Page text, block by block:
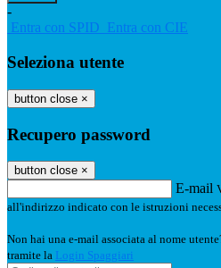
-
Entra con SPID Entra con CIE
Seleziona utente
button close ×
Recupero password
button close ×
E-mail
all'indirizzo indicato con le istruzioni
Non hai una e-mail associata al nome
tramite la Login Spaggiari